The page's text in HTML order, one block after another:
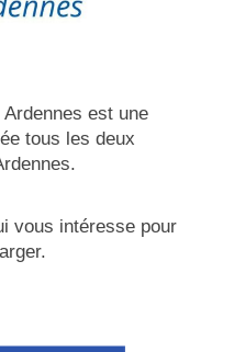
est une
tous les deux
vous intéresse pour